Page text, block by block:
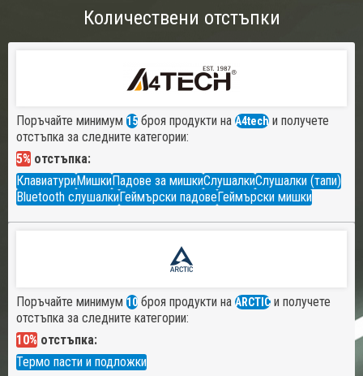
Количествени отстъпки
Поръчайте минимум 15 броя продукти на A4tech и получете
отстъпка за следните категории:
5% отстъпка:
КлавиатуриМишкиПадове за мишкиСлушалкиСлушалки (тапи)
Bluetooth слушалкиГеймърски падовеГеймърски мишки
Поръчайте минимум 10 броя продукти на ARCTIC и получете
отстъпка за следните категории:
10% отстъпка:
Термо пасти и подложки